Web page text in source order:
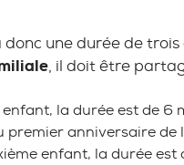
une durée de
, il doit être
la durée est de 6
premier anniversaire de
enfant, la durée